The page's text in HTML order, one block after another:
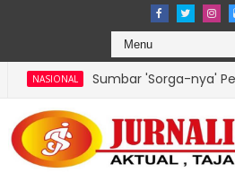
'Sorga-nya' Peredaran Narkoba,